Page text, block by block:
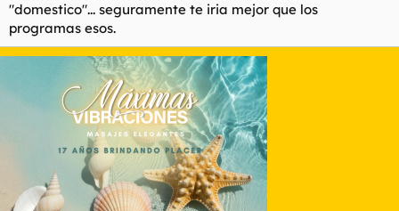
"domestico"... seguramente te iria mejor que los
programas esos.